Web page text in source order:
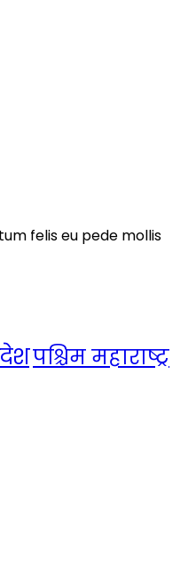
felis eu pede mollis
पश्चिम महाराष्ट्र